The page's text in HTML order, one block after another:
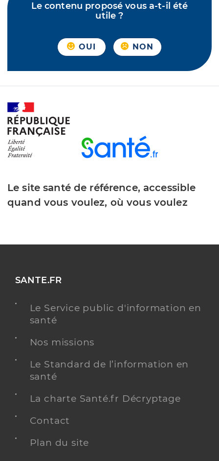
Le contenu proposé vous a-t-il été
utile ?
OUI NON
Le site santé de référence, accessible
quand vous voulez, où vous voulez
SANTE.FR
Le Service public d'information en
santé
Nos missions
Le Standard de l’information en
santé
La charte Santé.fr Décryptage
Contact
Plan du site